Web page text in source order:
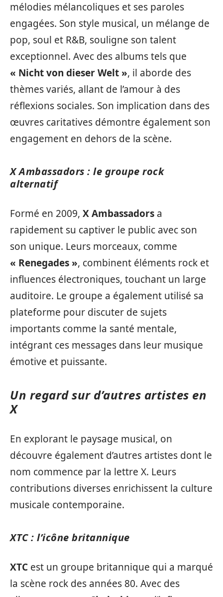
mélodies mélancoliques et ses paroles
engagées. Son style musical, un mélange de
pop, soul et R&B, souligne son talent
exceptionnel. Avec des albums tels que
« Nicht von dieser Welt », il aborde des
thèmes variés, allant de l’amour à des
réflexions sociales. Son implication dans des
œuvres caritatives démontre également son
engagement en dehors de la scène.
X Ambassadors : le groupe rock
alternatif
Formé en 2009, X Ambassadors a
rapidement su captiver le public avec son
son unique. Leurs morceaux, comme
« Renegades », combinent éléments rock et
influences électroniques, touchant un large
auditoire. Le groupe a également utilisé sa
plateforme pour discuter de sujets
importants comme la santé mentale,
intégrant ces messages dans leur musique
émotive et puissante.
Un regard sur d’autres artistes en
X
En explorant le paysage musical, on
découvre également d’autres artistes dont le
nom commence par la lettre X. Leurs
contributions diverses enrichissent la culture
musicale contemporaine.
XTC : l’icône britannique
XTC est un groupe britannique qui a marqué
la scène rock des années 80. Avec des